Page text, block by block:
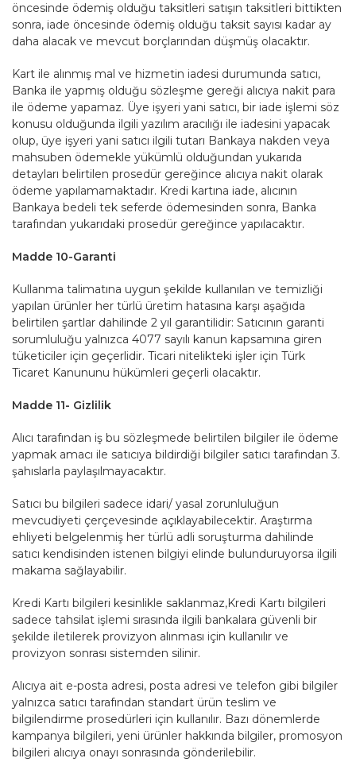
öncesinde ödemiş olduğu taksitleri satışın taksitleri bittikten
sonra, iade öncesinde ödemiş olduğu taksit sayısı kadar ay
daha alacak ve mevcut borçlarından düşmüş olacaktır.
Kart ile alınmış mal ve hizmetin iadesi durumunda satıcı,
Banka ile yapmış olduğu sözleşme gereği alıcıya nakit para
ile ödeme yapamaz. Üye işyeri yani satıcı, bir iade işlemi söz
konusu olduğunda ilgili yazılım aracılığı ile iadesini yapacak
olup, üye işyeri yani satıcı ilgili tutarı Bankaya nakden veya
mahsuben ödemekle yükümlü olduğundan yukarıda
detayları belirtilen prosedür gereğince alıcıya nakit olarak
ödeme yapılamamaktadır. Kredi kartına iade, alıcının
Bankaya bedeli tek seferde ödemesinden sonra, Banka
tarafından yukarıdaki prosedür gereğince yapılacaktır.
Madde 10-Garanti
Kullanma talimatına uygun şekilde kullanılan ve temizliği
yapılan ürünler her türlü üretim hatasına karşı aşağıda
belirtilen şartlar dahilinde 2 yıl garantilidir: Satıcının garanti
sorumluluğu yalnızca 4077 sayılı kanun kapsamına giren
tüketiciler için geçerlidir. Ticari nitelikteki işler için Türk
Ticaret Kanununu hükümleri geçerli olacaktır.
Madde 11- Gizlilik
Alıcı tarafından iş bu sözleşmede belirtilen bilgiler ile ödeme
yapmak amacı ile satıcıya bildirdiği bilgiler satıcı tarafından 3.
şahıslarla paylaşılmayacaktır.
Satıcı bu bilgileri sadece idari/ yasal zorunluluğun
mevcudiyeti çerçevesinde açıklayabilecektir. Araştırma
ehliyeti belgelenmiş her türlü adli soruşturma dahilinde
satıcı kendisinden istenen bilgiyi elinde bulunduruyorsa ilgili
makama sağlayabilir.
Kredi Kartı bilgileri kesinlikle saklanmaz,Kredi Kartı bilgileri
sadece tahsilat işlemi sırasında ilgili bankalara güvenli bir
şekilde iletilerek provizyon alınması için kullanılır ve
provizyon sonrası sistemden silinir.
Alıcıya ait e-posta adresi, posta adresi ve telefon gibi bilgiler
yalnızca satıcı tarafından standart ürün teslim ve
bilgilendirme prosedürleri için kullanılır. Bazı dönemlerde
kampanya bilgileri, yeni ürünler hakkında bilgiler, promosyon
bilgileri alıcıya onayı sonrasında gönderilebilir.